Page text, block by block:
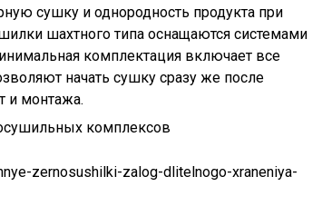
сушку и однородность продукта при
шахтного типа оснащаются системами
комплектация включает все
начать сушку сразу же после
и монтажа.
zernosushilki-zalog-dlitelnogo-xraneniya-